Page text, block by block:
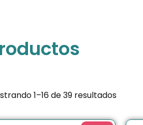
1–16 de 39 resultados